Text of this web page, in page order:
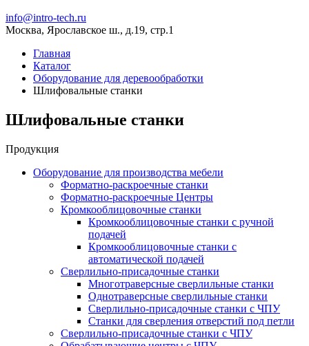
info@intro-tech.ru
Москва, Ярославское ш., д.19, стр.1
Главная
Каталог
Оборудование для деревообработки
Шлифовальные станки
Шлифовальные станки
Продукция
Оборудование для производства мебели
Форматно-раскроечные станки
Форматно-раскроечные Центры
Кромкооблицовочные станки
Кромкооблицовочные станки с ручной
подачей
Кромкооблицовочные станки с
автоматической подачей
Сверлильно-присадочные станки
Многотраверсные сверлильные станки
Однотраверсные сверлильные станки
Сверлильно-присадочные станки с ЧПУ
Станки для сверления отверстий под петли
Сверлильно-присадочные станки с ЧПУ